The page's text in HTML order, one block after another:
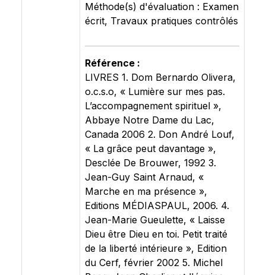
Méthode(s) d'évaluation : Examen
écrit, Travaux pratiques contrôlés
Référence :
LIVRES 1. Dom Bernardo Olivera,
o.c.s.o, « Lumière sur mes pas.
L’accompagnement spirituel »,
Abbaye Notre Dame du Lac,
Canada 2006 2. Don André Louf,
« La grâce peut davantage »,
Desclée De Brouwer, 1992 3.
Jean-Guy Saint Arnaud, «
Marche en ma présence »,
Editions MÉDIASPAUL, 2006. 4.
Jean-Marie Gueulette, « Laisse
Dieu être Dieu en toi. Petit traité
de la liberté intérieure », Edition
du Cerf, février 2002 5. Michel